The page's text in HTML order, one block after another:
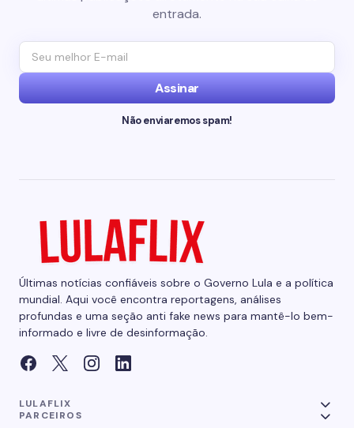
entrada.
Assinar
Não enviaremos spam!
Últimas notícias confiáveis sobre o Governo Lula e a política
mundial. Aqui você encontra reportagens, análises
profundas e uma seção anti fake news para mantê-lo bem-
informado e livre de desinformação.
LULAFLIX
PARCEIROS